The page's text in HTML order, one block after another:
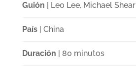
Guión | Leo Lee, Michael Shear
País| China
Duración | 80 minutos